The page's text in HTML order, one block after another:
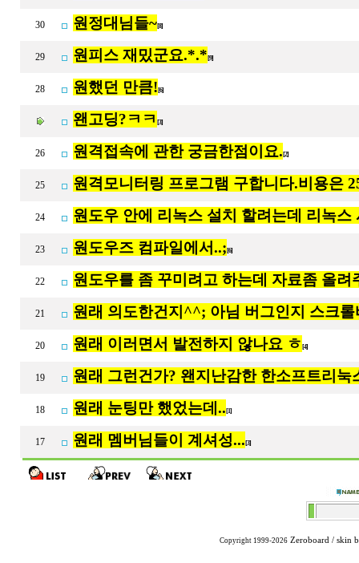
30 원정대님들~[8]
29 원피스 재밌군요.*.* [9]
28 원했던 만큼! [6]
왠고딩?ㅋㅋ [3]
26 원격접속에 관한 궁금한점이요. [2]
25 원격모니터링 프로그램 구합니다.비용은
24 원도우 안에 리녹스 설치 할려는데 리녹스
23 원도우즈 컴파일에서..; [6]
22 원도우를 좀 꾸미려고 하는데 자료좀 올려
21 원래 의도한건지^^; 아님 버그인지 스크롤
20 원래 이러면서 발전하지 않나요 ㅎ [4]
19 원래 그런건가? 왠지난감한 한소프트리눅
18 원래 눈팅만 했었는데.. [1]
17 원래 멤버님들이 계셔성... [3]
Copyright 1999-2026 Zeroboard / skin